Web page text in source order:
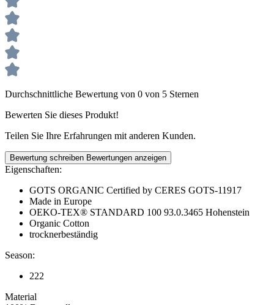
Durchschnittliche Bewertung von 0 von 5 Sternen
Bewerten Sie dieses Produkt!
Teilen Sie Ihre Erfahrungen mit anderen Kunden.
Bewertung schreiben Bewertungen anzeigen
Eigenschaften:
GOTS ORGANIC Certified by CERES GOTS-11917
Made in Europe
OEKO-TEX® STANDARD 100 93.0.3465 Hohenstein
Organic Cotton
trocknerbeständig
Season:
222
Material